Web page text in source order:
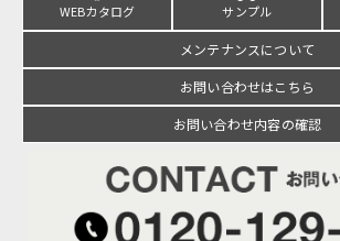
WEBカタログ サンプル
メンテナンスについて
お問い合わせはこちら
お問い合わせ内容の確認